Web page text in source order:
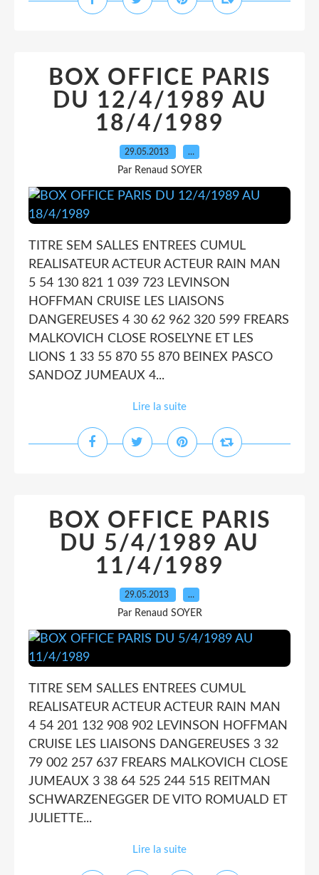
BOX OFFICE PARIS
DU 12/4/1989 AU
18/4/1989
29.05.2013 …
Par Renaud SOYER
TITRE SEM SALLES ENTREES CUMUL
REALISATEUR ACTEUR ACTEUR RAIN MAN
5 54 130 821 1 039 723 LEVINSON
HOFFMAN CRUISE LES LIAISONS
DANGEREUSES 4 30 62 962 320 599 FREARS
MALKOVICH CLOSE ROSELYNE ET LES
LIONS 1 33 55 870 55 870 BEINEX PASCO
SANDOZ JUMEAUX 4...
Lire la suite
BOX OFFICE PARIS
DU 5/4/1989 AU
11/4/1989
29.05.2013 …
Par Renaud SOYER
TITRE SEM SALLES ENTREES CUMUL
REALISATEUR ACTEUR ACTEUR RAIN MAN
4 54 201 132 908 902 LEVINSON HOFFMAN
CRUISE LES LIAISONS DANGEREUSES 3 32
79 002 257 637 FREARS MALKOVICH CLOSE
JUMEAUX 3 38 64 525 244 515 REITMAN
SCHWARZENEGGER DE VITO ROMUALD ET
JULIETTE...
Lire la suite